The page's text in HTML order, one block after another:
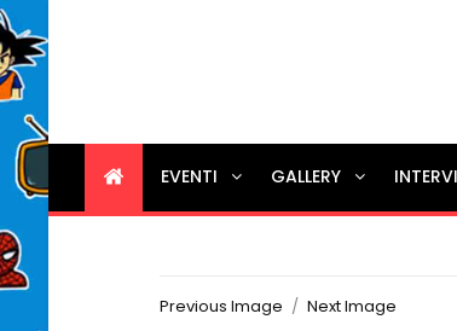
EVENTI GALLERY
Previous Image Next Image